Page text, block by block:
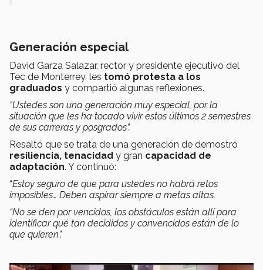
Generación especial
David Garza Salazar, rector y presidente ejecutivo del
Tec de Monterrey, les tomó protesta a los
graduados y compartió algunas reflexiones.
“Ustedes son una generación muy especial, por la
situación que les ha tocado vivir estos últimos 2 semestres
de sus carreras y posgrados”.
Resaltó que se trata de una generación de demostró
resiliencia, tenacidad y gran capacidad de
adaptación. Y continuó:
“Estoy seguro de que para ustedes no habrá retos
imposibles… Deben aspirar siempre a metas altas.
“No se den por vencidos, los obstáculos están allí para
identificar qué tan decididos y convencidos están de lo
que quieren”.